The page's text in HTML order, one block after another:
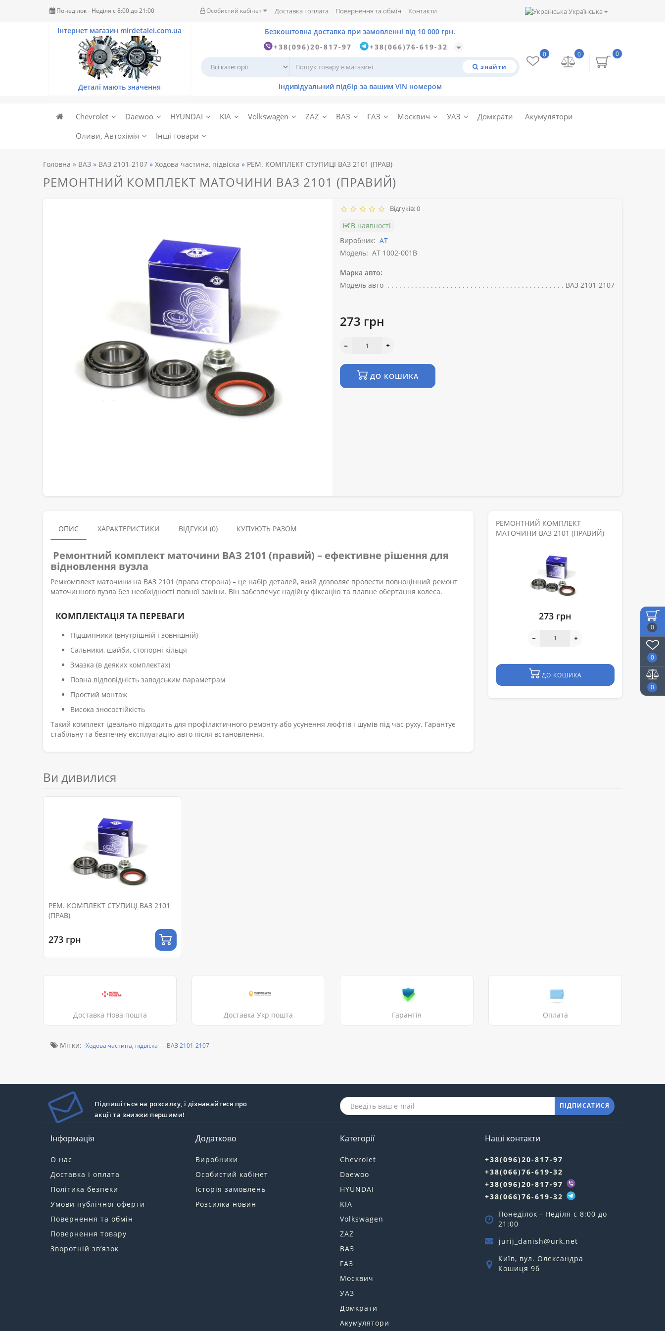
0
0
0
Понеділок - Неділя c 8:00 до 21:00 Особистий кабінет Доставка і оплата Повернення та обмін Контакти Українська
+38(096)20-817-97 +38(066)76-619-32
знайти
0
0
0
Chevrolet Daewoo HYUNDAI KIA Volkswagen ZAZ ВАЗ ГАЗ Москвич УАЗ Домкрати
Акумулятори
Оливи, Автохімія
Інші товари
Головна ВАЗ ВАЗ 2101-2107 Ходова частина, підвіска РЕМ. КОМПЛЕКТ СТУПИЦІ ВАЗ 2101 (ПРАВ)
РЕМОНТНИЙ КОМПЛЕКТ МАТОЧИНИ ВАЗ 2101 (ПРАВИЙ)
Відгуків: 0
В наявності
Виробник: АТ
Модель: AT 1002-001B
Марка авто:
Модель авто
ВАЗ 2101-2107
273 грн
ДО КОШИКА
ОПИС ХАРАКТЕРИСТИКИ ВІДГУКИ (0) КУПУЮТЬ РАЗОМ
Ремонтний комплект маточини ВАЗ 2101 (правий) – ефективне рішення для
відновлення вузла
Ремкомплект маточини на ВАЗ 2101 (права сторона) – це набір деталей, який дозволяє провести повноцінний ремонт
маточинного вузла без необхідності повної заміни. Він забезпечує надійну фіксацію та плавне обертання колеса.
КОМПЛЕКТАЦІЯ ТА ПЕРЕВАГИ
Підшипники (внутрішній і зовнішній)
Сальники, шайби, стопорні кільця
Змазка (в деяких комплектах)
Повна відповідність заводським параметрам
Простий монтаж
Висока зносостійкість
Такий комплект ідеально підходить для профілактичного ремонту або усунення люфтів і шумів під час руху. Гарантує
стабільну та безпечну експлуатацію авто після встановлення.
РЕМОНТНИЙ КОМПЛЕКТ
МАТОЧИНИ ВАЗ 2101 (ПРАВИЙ)
273 грн
ДО КОШИКА
Ви дивилися
РЕМ. КОМПЛЕКТ СТУПИЦІ ВАЗ 2101
(ПРАВ)
273 грн
Доставка Нова пошта Доставка Укр пошта Гарантія Оплата
Мітки: Ходова частина, підвіска — ВАЗ 2101-2107
Підпишіться на розсилку, і дізнавайтеся про
акції та знижки першими!
ПІДПИСАТИСЯ
Інформація
О нас
Доставка і оплата
Політика безпеки
Умови публічної оферти
Повернення та обмін
Повернення товару
Зворотній зв’язок
Додатково
Виробники
Особистий кабінет
Історія замовлень
Розсилка новин
Категорії
Chevrolet
Daewoo
HYUNDAI
KIA
Volkswagen
ZAZ
ВАЗ
ГАЗ
Москвич
УАЗ
Домкрати
Акумулятори
Наші контакти
+38(096)20-817-97
+38(066)76-619-32
+38(096)20-817-97
+38(066)76-619-32
Понеділок - Неділя c 8:00 до
21:00
jurij_danish@urk.net
Київ, вул. Олександра
Кошиця 9б